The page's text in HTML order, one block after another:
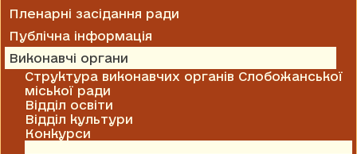
Пленарні засідання ради
Публічна інформація
Виконавчі органи
Структура виконавчих органів Слобожанської
міської ради
Відділ освіти
Відділ культури
Конкурси